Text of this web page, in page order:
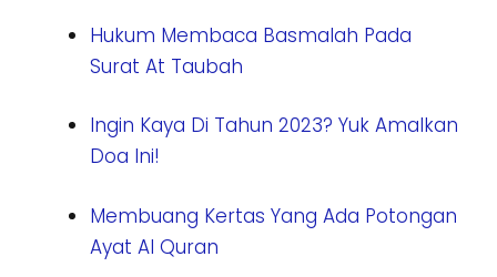
Hukum Membaca Basmalah Pada
Surat At Taubah
Ingin Kaya Di Tahun 2023? Yuk Amalkan
Doa Ini!
Membuang Kertas Yang Ada Potongan
Ayat Al Quran